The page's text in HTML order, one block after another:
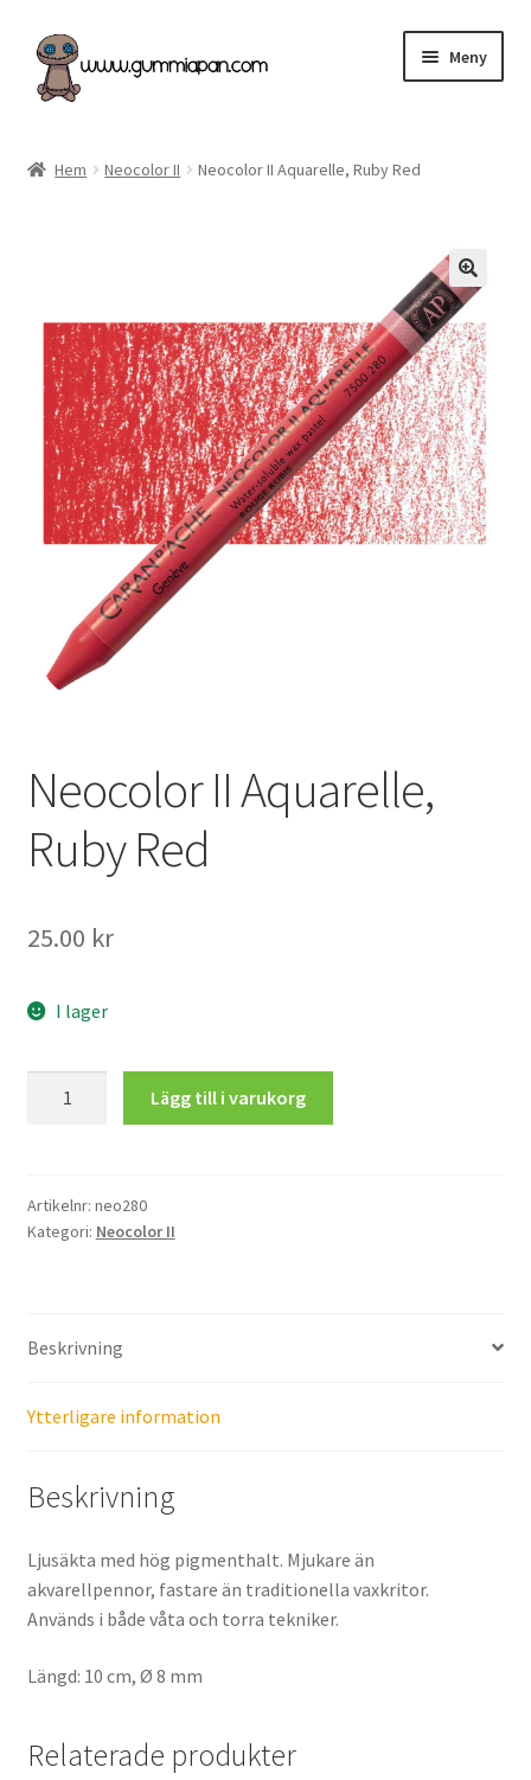
Hoppa
till
navigering
Hoppa
till
innehåll
Meny
Återförsäljare
Butiken
Köpvillkor
Angel Policy
Hem Neocolor II Neocolor II Aquarelle, Ruby Red
Neocolor II Aquarelle,
Ruby Red
25.00 kr
I lager
Red
mängd
Lägg till i varukorg
Artikelnr: neo280
Kategori: Neocolor II
Beskrivning
Ytterligare information
Beskrivning
Ljusäkta med hög pigmenthalt. Mjukare än
akvarellpennor, fastare än traditionella vaxkritor.
Används i både våta och torra tekniker.
Längd: 10 cm, Ø 8 mm
Relaterade produkter